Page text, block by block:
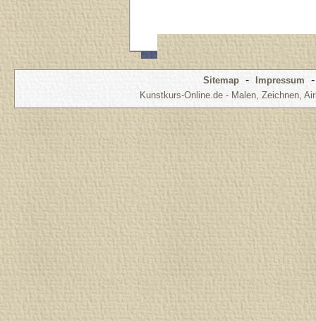
Sitemap - Impressum
Kunstkurs-Online.de - Malen, Zeichnen,